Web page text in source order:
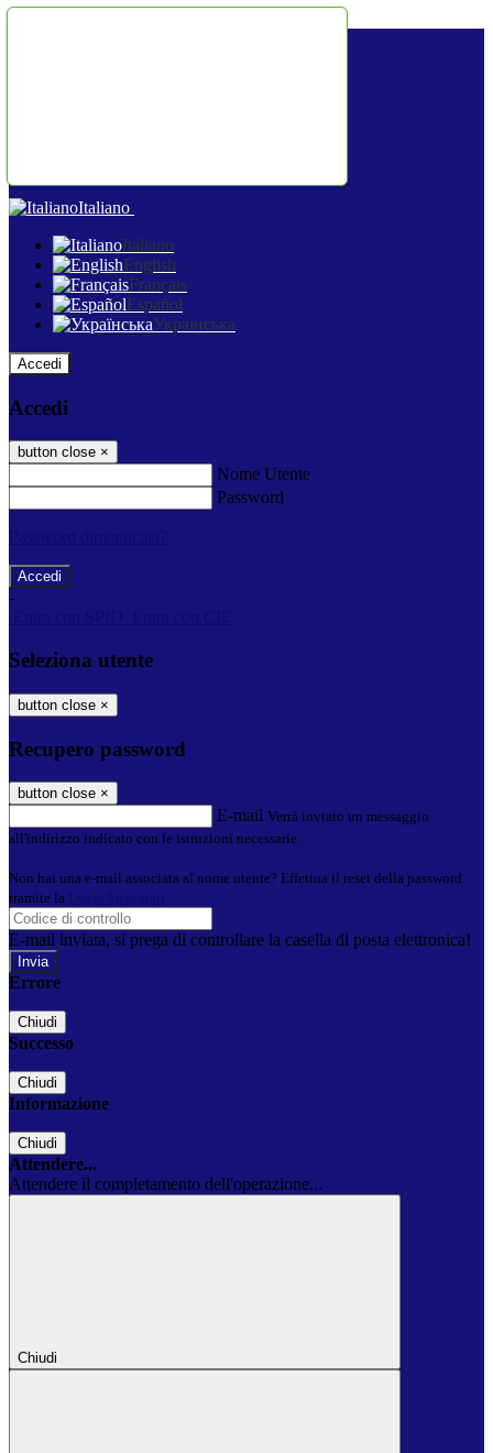
Italiano
Italiano
English
Français
Español
Українська
Accedi
Accedi
button close ×
Nome Utente
Password
-
Seleziona utente
button close ×
Recupero password
button close ×
E-mail Verrà inviato un messaggio
all'indirizzo indicato con le istruzioni necessarie.
Non hai una e-mail associata al nome utente? Effettua il reset della password
tramite la
E-mail inviata, si prega di controllare la casella di posta elettronica!
Errore
Chiudi
Successo
Chiudi
Informazione
Chiudi
Attendere...
Attendere il completamento dell'operazione...
Chiudi